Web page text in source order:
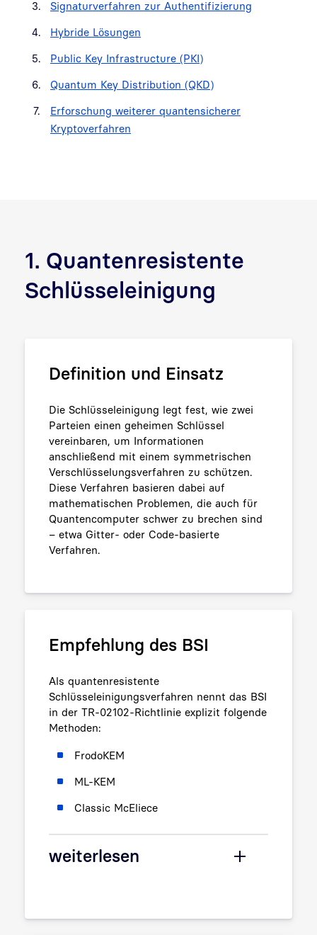
Signaturverfahren zur Authentifizierung
Hybride Lösungen
Public Key Infrastructure (PKI)
Quantum Key Distribution (QKD)
Erforschung weiterer quantensicherer
Kryptoverfahren
1. Quantenresistente
Schlüsseleinigung
Definition und Einsatz
Die Schlüsseleinigung legt fest, wie zwei
Parteien einen geheimen Schlüssel
vereinbaren, um Informationen
anschließend mit einem symmetrischen
Verschlüsselungsverfahren zu schützen.
Diese Verfahren basieren dabei auf
mathematischen Problemen, die auch für
Quantencomputer schwer zu brechen sind
– etwa Gitter- oder Code-basierte
Verfahren.
Empfehlung des BSI
Als quantenresistente
Schlüsseleinigungsverfahren nennt das BSI
in der TR-02102-Richtlinie explizit folgende
Methoden:
FrodoKEM
ML-KEM
Classic McEliece
weiterlesen